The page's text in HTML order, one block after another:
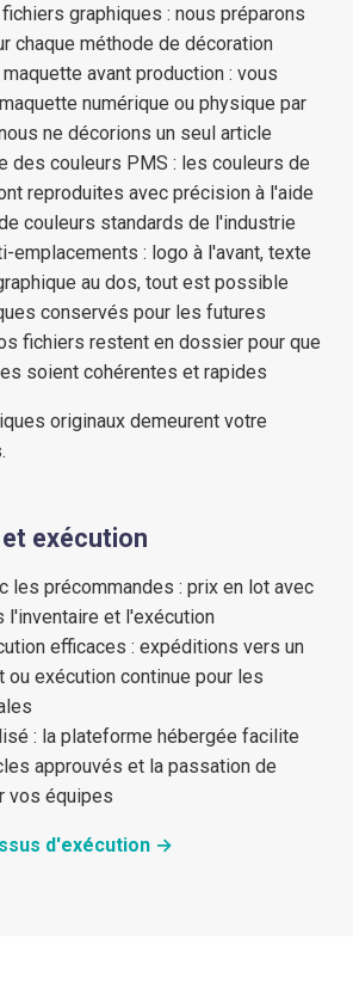
graphiques : nous préparons
chaque méthode de décoration
avant production : vous
numérique ou physique par
ne décorions un seul article
des couleurs PMS : les couleurs de
reproduites avec précision à l'aide
couleurs standards de l'industrie
emplacements : logo à l'avant, texte
au dos, tout est possible
conservés pour les futures
fichiers restent en dossier pour que
soient cohérentes et rapides
originaux demeurent votre
exécution
les précommandes : prix en lot avec
l'inventaire et l'exécution
efficaces : expéditions vers un
ou exécution continue pour les
: la plateforme hébergée facilite
approuvés et la passation de
vos équipes
d'exécution →